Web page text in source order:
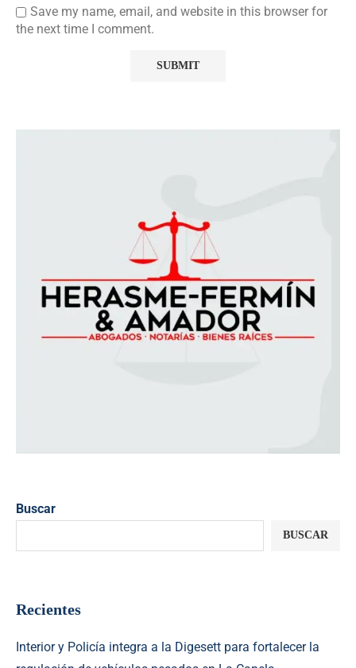
Save my name, email, and website in this browser for
the next time I comment.
Buscar
BUSCAR
Recientes
Interior y Policía integra a la Digesett para fortalecer la